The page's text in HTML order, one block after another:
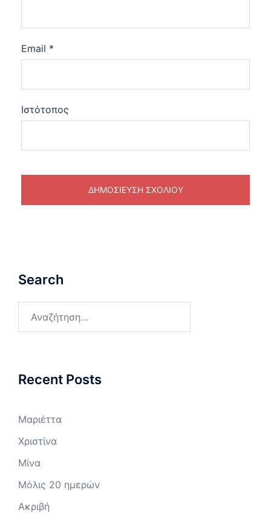
Email *
Ιστότοπος
Search
Recent Posts
Μαριέττα
Χριστίνα
Μίνα
Μόλις 20 ημερών
Ακριβή